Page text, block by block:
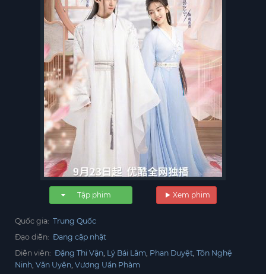
Xem phim
Tập phim
Quốc gia: Trung Quốc
Đạo diễn: Đang cập nhật
Diễn viên: Đặng Thi Vận Lý Bái Lâm Phan Duyệt Tôn Nghệ
Ninh Văn Uyên Vương Uẩn Phàm